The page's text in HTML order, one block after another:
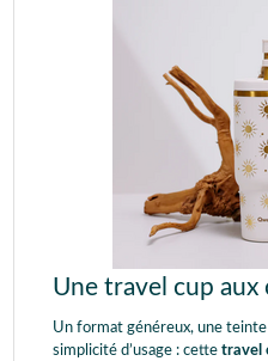
Une travel cup aux
Un format généreux, une
simplicité d’usage : cette travel